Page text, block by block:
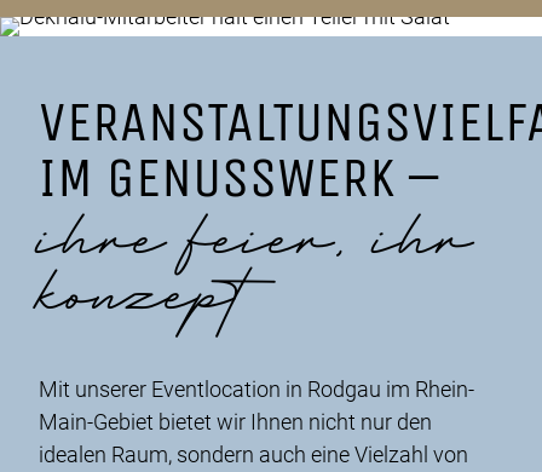
IM GENUSSWERK –
ihre feier, ihr
konzept
Mit unserer Eventlocation in Rodgau im Rhein-
Main-Gebiet bietet wir Ihnen nicht nur den
idealen Raum, sondern auch eine Vielzahl von